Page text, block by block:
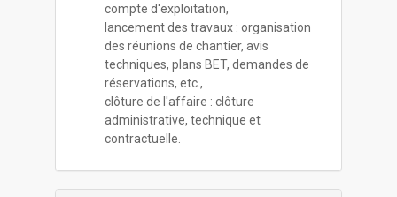
compte d'exploitation,
lancement des travaux : organisation
des réunions de chantier, avis
techniques, plans BET, demandes de
réservations, etc.,
clôture de l'affaire : clôture
administrative, technique et
contractuelle.